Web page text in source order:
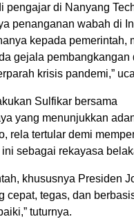
di Nanyang
penanganan wabah di
kepada pemerintah,
gejala pembangkangan
krisis pandemi,”
Sulfikar bersama
yang menunjukkan
rela tertular demi
sebagai rekayasa
khususnya Presiden
cepat, tegas, dan
tuturnya.